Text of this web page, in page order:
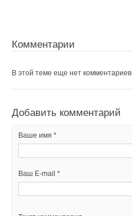
Комментарии
В этой теме еще нет комментариев
Добавить комментарий
Ваше имя *
Ваш E-mail *